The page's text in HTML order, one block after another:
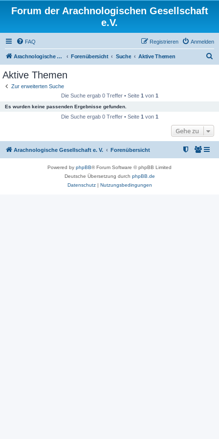
Forum der Arachnologischen Gesellschaft
e.V.
FAQ Anmelden
Registrieren
Arachnologische Gesellschaft e. V. Forenübersicht Suche Aktive Themen
Aktive Themen
Zur erweiterten Suche
Die Suche ergab 0 Treffer • Seite 1 von 1
Es wurden keine passenden Ergebnisse gefunden.
Die Suche ergab 0 Treffer • Seite 1 von 1
Gehe zu
Arachnologische Gesellschaft e. V. Forenübersicht
Powered by phpBB® Forum Software © phpBB Limited
Deutsche Übersetzung durch phpBB.de
Datenschutz| Nutzungsbedingungen